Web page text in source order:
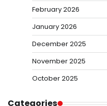
February 2026
January 2026
December 2025
November 2025
October 2025
Categories